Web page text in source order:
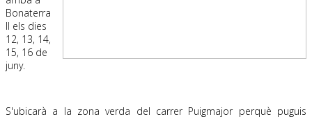
Bonaterra
II els dies
12, 13, 14,
15, 16 de
juny.
S'ubicarà a la zona verda del carrer Puigmajor perquè puguis